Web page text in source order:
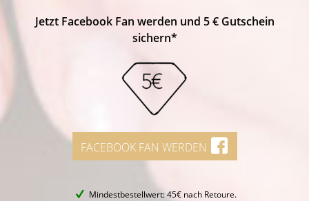
Jetzt Facebook Fan werden und 5 € Gutschein
sichern*
FACEBOOK FAN WERDEN
Mindestbestellwert: 45€ nach Retoure.